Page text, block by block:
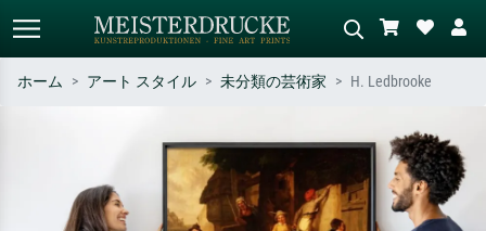
作家名・作品名・スタイルで検索
– 例：モネ、星月夜、印象派、北
斎の波、ヌード。
シーンを説明してください – 例：
緑の草原、赤の多い抽象画、暗い
油絵、木のそばの立ち姿のヌー
ド。
ホーム アート スタイル 未分類の芸術家 H. Ledbrooke